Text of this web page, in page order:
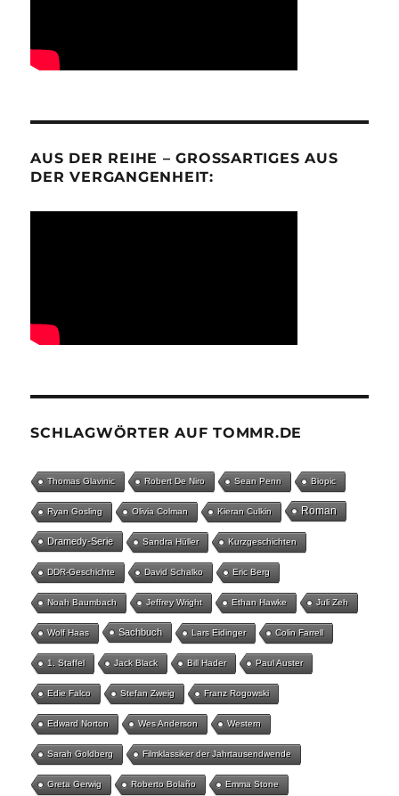
AUS DER REIHE – GROSSARTIGES AUS D
ER VERGANGENHEIT:
SCHLAGWÖRTER AUF TOMMR.DE
Thomas Glavinic Robert De Niro Sean Penn Biopic
Ryan Gosling Olivia Colman Kieran Culkin Roman
Dramedy-Serie Sandra Hüller Kurzgeschichten
DDR-Geschichte David Schalko Eric Berg
Noah Baumbach Jeffrey Wright Ethan Hawke Juli Zeh
Wolf Haas Sachbuch Lars Eidinger Colin Farrell
1. Staffel Jack Black Bill Hader Paul Auster
Edie Falco Stefan Zweig Franz Rogowski
Edward Norton Wes Anderson Western
Sarah Goldberg Filmklassiker der Jahrtausendwende
Greta Gerwig Roberto Bolaño Emma Stone